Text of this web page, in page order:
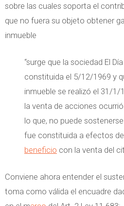
sobre las cuales soporta el
que no fuera su objeto obtener
inmueble
“surge que la sociedad El
constituida el 5/12/1969 y
inmueble se realizó el 31/1/
la venta de acciones
lo que, no puede
fue constituida a efectos
beneficio con la venta del
Conviene ahora entender el
toma como válida el encuadre